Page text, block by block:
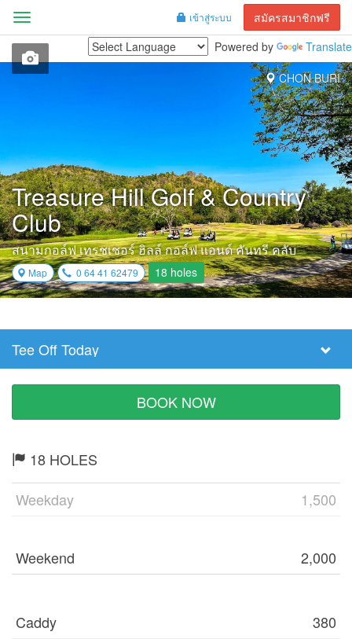
เข้าสู่ระบบ สมัครสมาชิกฟรี
Menu
Powered by
Translate
CHON BURI
Treasure Hill Golf & Country
Club
สนามกอล์ฟ เทรชเชอร์ ฮิลล์ กอล์ฟ แอนด์ คันทรี คลับ
Map 0 64 41 62479 18 holes
Select
Tee
Time
Tee Off Today
BOOK NOW
18 HOLES
Weekday
1,500
Weekend 2,000
Caddy
380